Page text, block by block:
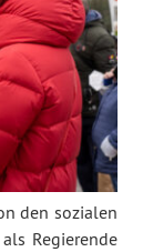
den sozialen
Regierende